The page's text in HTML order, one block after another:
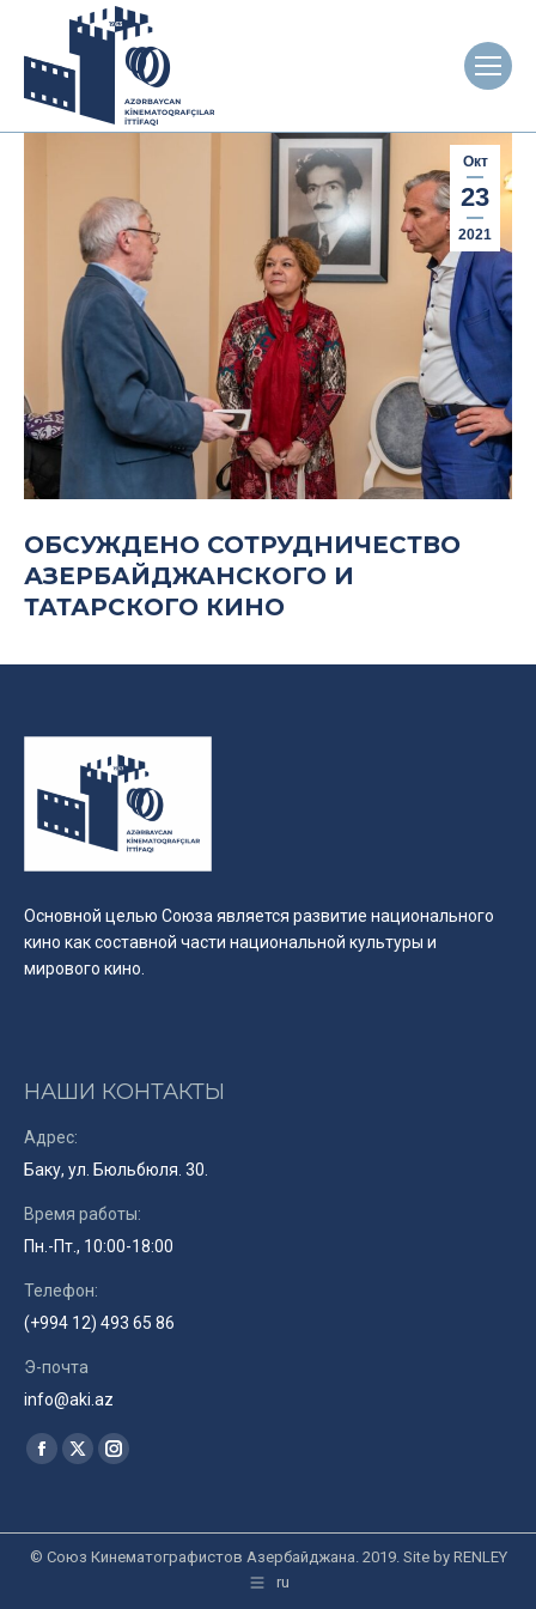
Окт
23
2021
ОБСУЖДЕНО СОТРУДНИЧЕСТВО
АЗЕРБАЙДЖАНСКОГО И
ТАТАРСКОГО КИНО
Основной целью Союза является развитие национального
кино как составной части национальной культуры и
мирового кино.
НАШИ КОНТАКТЫ
Адрес:
Баку, ул. Бюльбюля. 30.
Время работы:
Пн.-Пт., 10:00-18:00
Телефон:
(+994 12) 493 65 86
Э-почта
info@aki.az
Найдите нас:
Facebook
in
X
in
Instagram
in
© Союз Кинематографистов Азербайджана. 2019. Site by RENLEY
ru